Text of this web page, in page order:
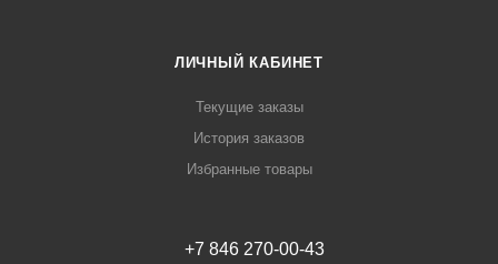
ЛИЧНЫЙ КАБИНЕТ
Текущие заказы
История заказов
Избранные товары
+7 846 270-00-43